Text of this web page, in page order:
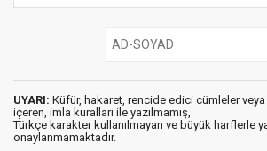
UYARI: Küfür, hakaret, rencide edici cümleler veya
içeren, imla kuralları ile yazılmamış,
Türkçe karakter kullanılmayan ve büyük harflerle
onaylanmamaktadır.